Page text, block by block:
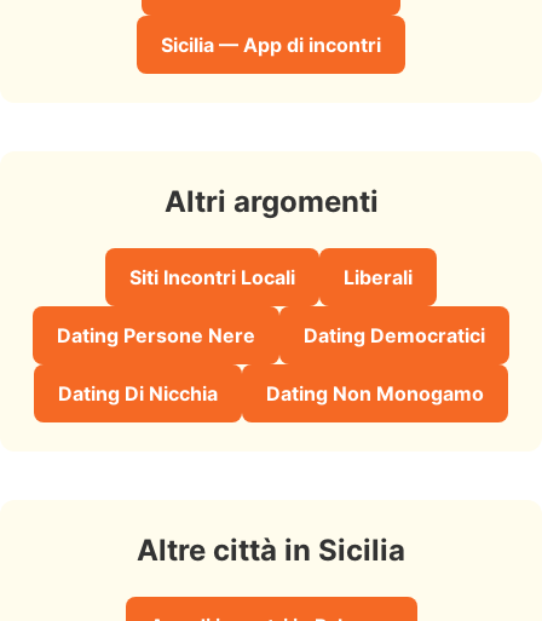
Sicilia — App di incontri
Altri argomenti
Siti Incontri Locali Liberali
Dating Persone Nere Dating Democratici
Dating Di Nicchia Dating Non Monogamo
Altre città in Sicilia